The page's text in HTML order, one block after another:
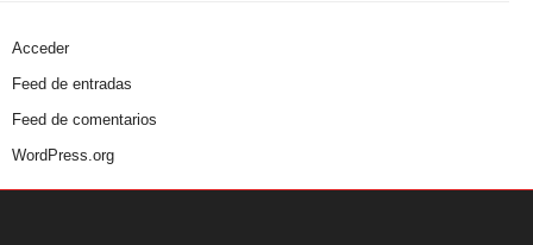
Acceder
Feed de entradas
Feed de comentarios
WordPress.org